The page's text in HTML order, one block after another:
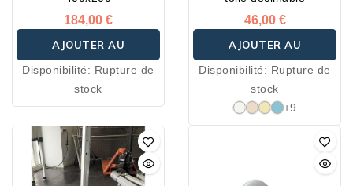
184,00 €
AJOUTER AU
PANIER
Disponibilité: Rupture de
stock
46,00 €
AJOUTER AU
PANIER
Disponibilité: Rupture de
stock
+9